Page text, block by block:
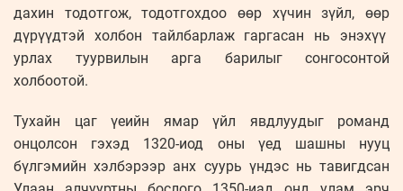
дахин тодотгож, тодотгохдоо өөр хүчин зүйл, өөр
дүрүүдтэй холбон тайлбарлаж гаргасан нь энэхүү
урлах туурвилын арга барилыг сонгосонтой
холбоотой.
Тухайн цаг үеийн ямар үйл явдлуудыг романд
онцолсон гэхэд 1320-иод оны үед шашны нууц
бүлгэмийн хэлбэрээр анх суурь үндэс нь тавигдсан